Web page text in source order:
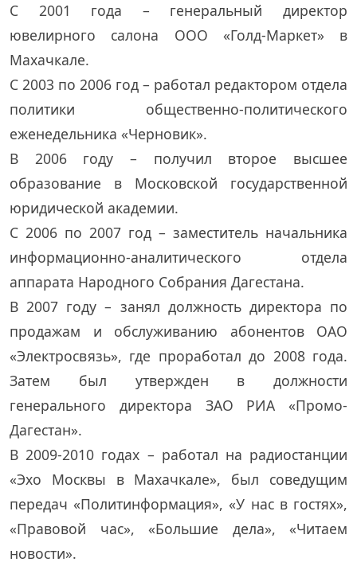
С 2001 года – генеральный директор
ювелирного салона ООО «Голд-Маркет» в
Махачкале.
С 2003 по 2006 год – работал редактором отдела
политики общественно-политического
еженедельника «Черновик».
В 2006 году – получил второе высшее
образование в Московской государственной
юридической академии.
С 2006 по 2007 год – заместитель начальника
информационно-аналитического отдела
аппарата Народного Собрания Дагестана.
В 2007 году – занял должность директора по
продажам и обслуживанию абонентов ОАО
«Электросвязь», где проработал до 2008 года.
Затем был утвержден в должности
генерального директора ЗАО РИА «Промо-
Дагестан».
В 2009-2010 годах – работал на радиостанции
«Эхо Москвы в Махачкале», был соведущим
передач «Политинформация», «У нас в гостях»,
«Правовой час», «Большие дела», «Читаем
новости».